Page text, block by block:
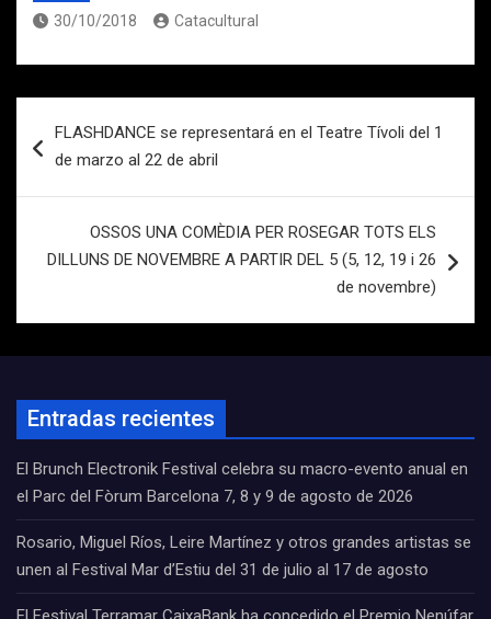
30/10/2018 Catacultural
de
FLASHDANCE se representará en el Teatre Tívoli del 1
de marzo al 22 de abril
OSSOS UNA COMÈDIA PER ROSEGAR TOTS ELS
DILLUNS DE NOVEMBRE A PARTIR DEL 5 (5, 12, 19 i 26
de novembre)
Entradas recientes
El Brunch Electronik Festival celebra su macro-evento anual en
el Parc del Fòrum Barcelona 7, 8 y 9 de agosto de 2026
Rosario, Miguel Ríos, Leire Martínez y otros grandes artistas se
unen al Festival Mar d’Estiu del 31 de julio al 17 de agosto